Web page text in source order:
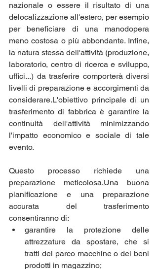
nazionale o essere il risultato di una
delocalizzazione all'estero, per esempio
per beneficiare di una manodopera
meno costosa o più abbondante. Infine,
la natura stessa dell'attività (produzione,
laboratorio, centro di ricerca e sviluppo,
uffici...) da trasferire comporterà diversi
livelli di preparazione e accorgimenti da
considerare.L'obiettivo principale di un
trasferimento di fabbrica è garantire la
continuità dell'attività minimizzando
l'impatto economico e sociale di tale
evento.
Questo processo richiede una
preparazione meticolosa.Una buona
pianificazione e una preparazione
accurata del trasferimento
consentiranno di:
garantire la protezione delle
attrezzature da spostare, che si
tratti del parco macchine o dei beni
prodotti in magazzino;